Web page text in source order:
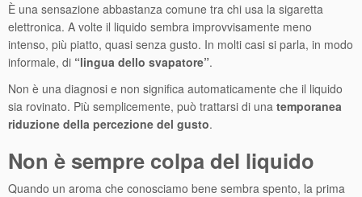
È una sensazione abbastanza comune tra chi usa la sigaretta
elettronica. A volte il liquido sembra improvvisamente meno
intenso, più piatto, quasi senza gusto. In molti casi si parla, in modo
informale, di “lingua dello svapatore”.
Non è una diagnosi e non significa automaticamente che il liquido
sia rovinato. Più semplicemente, può trattarsi di una temporanea
riduzione della percezione del gusto.
Non è sempre colpa del liquido
Quando un aroma che conosciamo bene sembra spento, la prima